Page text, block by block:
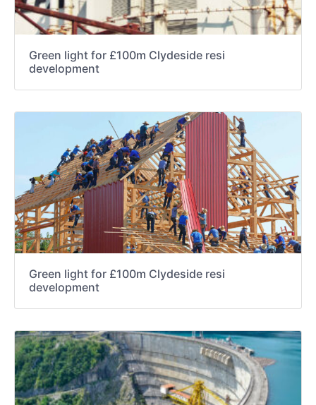
Green light for £100m Clydeside resi
development
Green light for £100m Clydeside resi
development